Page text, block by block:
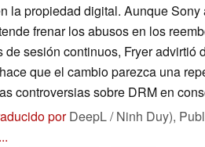
la propiedad digital. Aunque Sony
frenar los abusos en los
sesión continuos, Fryer advirtió
que el cambio parezca una
controversias sobre DRM en
porDeepL / Ninh Duy),
...